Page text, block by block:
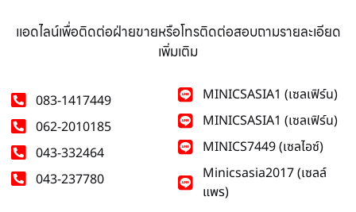
แอดไลน์เพื่อติดต่อฝ่ายขายหรือโทรติดต่อสอบถามรายละเอียด
เพิ่มเติม
083-1417449
062-2010185
043-332464
043-237780
MINICSASIA1 (เซลเฟิร์น)
MINICSASIA1 (เซลเฟิร์น)
MINICS7449 (เซลไอซ์)
Minicsasia2017 (เซลล์
แพร)